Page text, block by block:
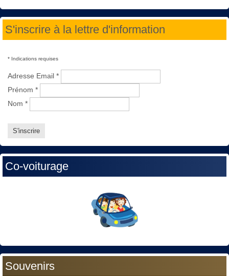
S'inscrire à la lettre d'information
* Indications requises
Adresse Email *
Prénom *
Nom *
Co-voiturage
Souvenirs